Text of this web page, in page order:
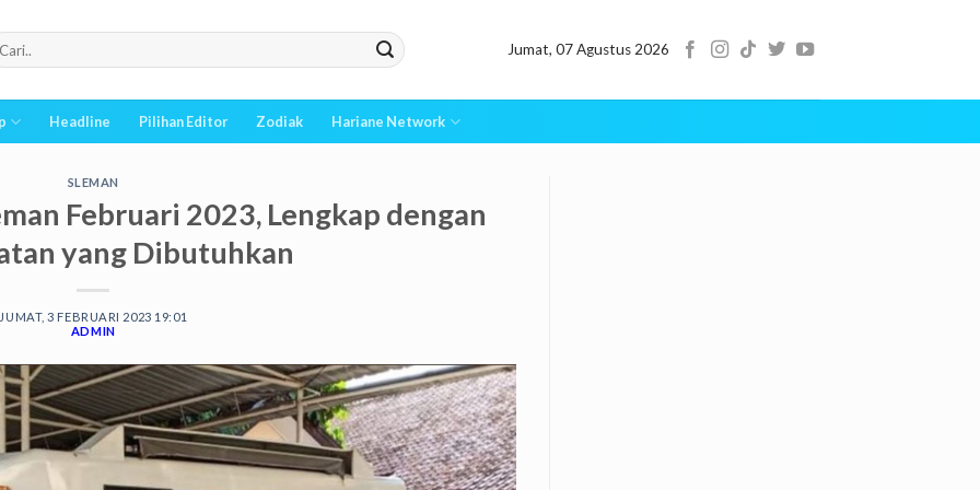
Jumat, 07 Agustus 2026
Headline Pilihan Editor Zodiak Hariane Network
SLEMAN
Februari 2023, Lengkap dengan
yang Dibutuhkan
JUMAT, 3 FEBRUARI 2023 19:01
ADMIN